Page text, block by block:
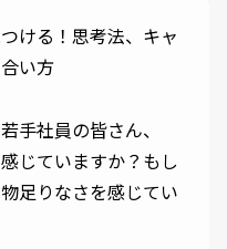
ける！思考法、キャ
い方
手社員の皆さん、
じていますか？もし
足りなさを感じてい